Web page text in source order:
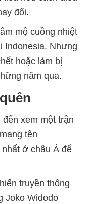
đổi.
mộ cuồng nhiệt
Indonesia. Nhưng
hoặc làm bị
năm qua.
xem một trận
tên
ở châu Á để
truyền thông
Joko Widodo